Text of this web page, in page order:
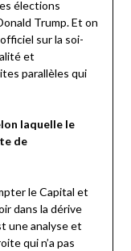
élections
Trump. Et on
sur la soi-
et
parallèles qui
laquelle le
de
le Capital et
dans la dérive
une analyse et
qui n’a pas